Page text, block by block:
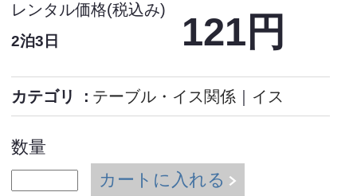
レンタル価格(税込み)
2泊3日 121円
カテゴリ テーブル・イス関係 ｜ イス
数量
カートに入れる